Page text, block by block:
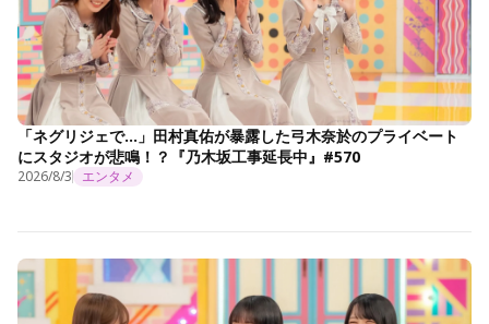
「ネグリジェで…」田村真佑が暴露した弓木奈於のプライベート
にスタジオが悲鳴！？『乃木坂工事延長中』#570
2026/8/3 エンタメ